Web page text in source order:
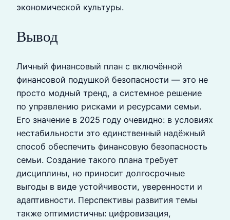
экономической культуры.
Вывод
Личный финансовый план с включённой
финансовой подушкой безопасности — это не
просто модный тренд, а системное решение
по управлению рисками и ресурсами семьи.
Его значение в 2025 году очевидно: в условиях
нестабильности это единственный надёжный
способ обеспечить финансовую безопасность
семьи. Создание такого плана требует
дисциплины, но приносит долгосрочные
выгоды в виде устойчивости, уверенности и
адаптивности. Перспективы развития темы
также оптимистичны: цифровизация,